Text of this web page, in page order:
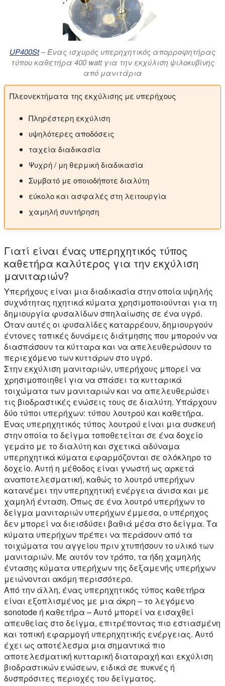
UP400St– Ένας ισχυρός υπερηχητικός απορροφητήρας
τύπου καθετήρα 400 watt για την εκχύλιση ψιλοκυβίνης
από μανιτάρια
Πλεονεκτήματα της εκχύλισης με υπερήχους
Πληρέστερη εκχύλιση
υψηλότερες αποδόσεις
ταχεία διαδικασία
Ψυχρή / μη θερμική διαδικασία
Συμβατό με οποιοδήποτε διαλύτη
εύκολο και ασφαλές στη λειτουργία
χαμηλή συντήρηση
Γιατί είναι ένας υπερηχητικός τύπος
καθετήρα καλύτερος για την εκχύλιση
μανιταριών?
Υπερήχους είναι μια διαδικασία στην οποία υψηλής
συχνότητας ηχητικά κύματα χρησιμοποιούνται για τη
δημιουργία φυσαλίδων σπηλαίωσης σε ένα υγρό.
Όταν αυτές οι φυσαλίδες καταρρέουν, δημιουργούν
έντονες τοπικές δυνάμεις διάτμησης που μπορούν να
διασπάσουν τα κύτταρα και να απελευθερώσουν το
περιεχόμενο των κυττάρων στο υγρό.
Στην εκχύλιση μανιταριών, υπερήχους μπορεί να
χρησιμοποιηθεί για να σπάσει τα κυτταρικά
τοιχώματα των μανιταριών και να απελευθερώσει
τις βιοδραστικές ενώσεις τους σε διαλύτη. Υπάρχουν
δύο τύποι υπερήχων: τύπου λουτρού και καθετήρα.
Ένας υπερηχητικός τύπος λουτρού είναι μια συσκευή
στην οποία το δείγμα τοποθετείται σε ένα δοχείο
γεμάτο με το διαλύτη και σχετικά αδύναμα
υπερηχητικά κύματα εφαρμόζονται σε ολόκληρο το
δοχείο. Αυτή η μέθοδος είναι γνωστή ως αρκετά
αναποτελεσματική, καθώς το λουτρό υπερήχων
κατανέμει την υπερηχητική ενέργεια άνισα και με
χαμηλή ένταση. Όπως σε ένα λουτρό υπερήχων το
δείγμα μανιταριών υπερήχων έμμεσα, ο υπέρηχος
δεν μπορεί να διεισδύσει βαθιά μέσα στο δείγμα. Τα
κύματα υπερήχων πρέπει να περάσουν από τα
τοιχώματα του αγγείου πριν χτυπήσουν το υλικό των
μανιταριών. Με αυτόν τον τρόπο, τα ήδη χαμηλής
έντασης κύματα υπερήχων της δεξαμενής υπερήχων
μειώνονται ακόμη περισσότερο.
Από την άλλη, ένας υπερηχητικός τύπος καθετήρα
είναι εξοπλισμένος με μια άκρη – το λεγόμενο
sonotode ή καθετήρα – Αυτό μπορεί να εισαχθεί
απευθείας στο δείγμα, επιτρέποντας πιο εστιασμένη
και τοπική εφαρμογή υπερηχητικής ενέργειας. Αυτό
έχει ως αποτέλεσμα μια σημαντικά πιο
αποτελεσματική κυτταρική διαταραχή και εκχύλιση
βιοδραστικών ενώσεων, ειδικά σε πυκνές ή
δυσπρόσιτες περιοχές του δείγματος.